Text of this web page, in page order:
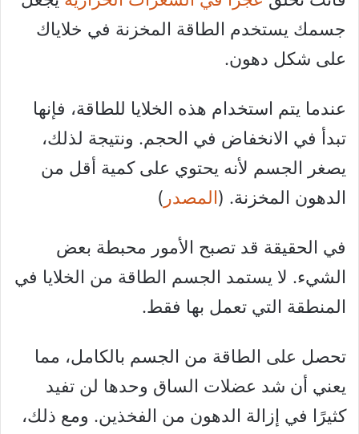
جسمك يستخدم الطاقة المخزنة في خلاياك
على شكل دهون.
عندما يتم استخدام هذه الخلايا للطاقة، فإنها
تبدأ في الانخفاض في الحجم. ونتيجة لذلك،
يصغر الجسم لأنه يحتوي على كمية أقل من
الدهون المخزنة. (المصدر )
في الحقيقة قد تصبح الأمور محبطة بعض
الشيء. لا يستمد الجسم الطاقة من الخلايا في
المنطقة التي تعمل بها فقط.
تحصل على الطاقة من الجسم بالكامل، مما
يعني أن شد عضلات الساق وحدها لن تفيد
كثيرًا في إزالة الدهون من الفخذين. ومع ذلك،